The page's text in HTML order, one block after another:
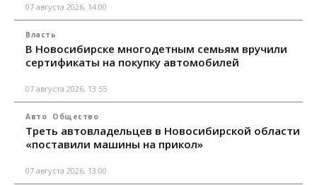
07 августа 2026, 14:00
Власть
В Новосибирске многодетным семьям вручили
сертификаты на покупку автомобилей
07 августа 2026, 13:55
Авто Общество
Треть автовладельцев в Новосибирской области
«поставили машины на прикол»
07 августа 2026, 13:00